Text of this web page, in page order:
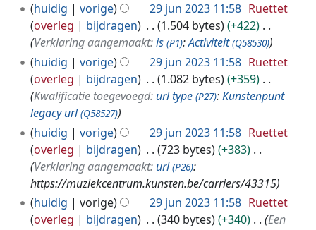
huidig vorige 29 jun 2023 11:58 Ruettet
overleg
bijdragen 1.504 bytes
+422
Verklaring aangemaakt:is (P1):Activiteit (Q58530)
huidig vorige 29 jun 2023 11:58 Ruettet
overleg
bijdragen 1.082 bytes
+359
Kwalificatie toegevoegd: url type (P27):Kunstenpunt
legacy url (Q58527)
huidig vorige 29 jun 2023 11:58 Ruettet
overleg
bijdragen 723 bytes
+383
Verklaring aangemaakt: url (P26):
https://muziekcentrum.kunsten.be/carriers/43315
huidig
vorige 29 jun 2023 11:58 Ruettet
overleg
bijdragen 340 bytes +340
Een